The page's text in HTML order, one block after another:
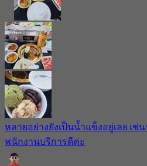
หลายอย่างยังเป็นน้ำแข็งอยู่เลย เช่
พนักงานบริการดีค่ะ